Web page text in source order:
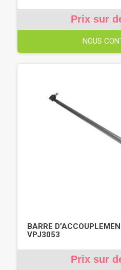
Prix sur
NOUS
BARRE
VPJ3053
Prix sur